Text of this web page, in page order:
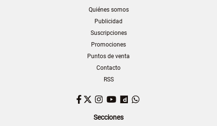
Quiénes somos
Publicidad
Suscripciones
Promociones
Puntos de venta
Contacto
RSS
Facebook
TwitterInstagram
YouTubeDailymotion
Secciones